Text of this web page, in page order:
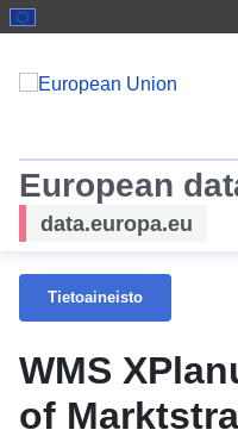
European
data.europa.eu
Tietoaineisto
WMS
of